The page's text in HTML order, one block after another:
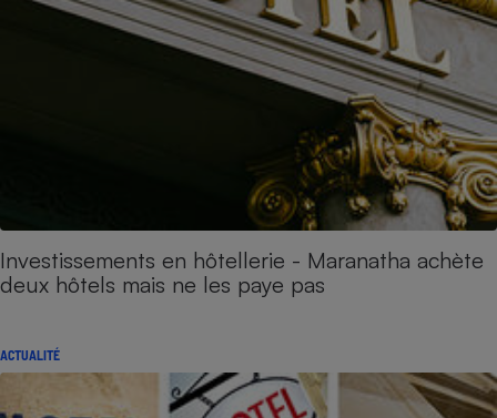
Investissements en hôtellerie - Maranatha achète
deux hôtels mais ne les paye pas
ACTUALITÉ